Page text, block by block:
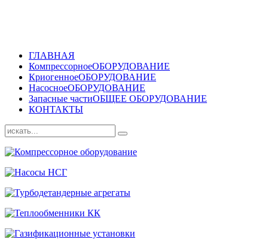
ГЛАВНАЯ
КомпрессорноеОБОРУДОВАНИЕ
КриогенноеОБОРУДОВАНИЕ
НасосноеОБОРУДОВАНИЕ
Запасные частиОБЩЕЕ ОБОРУДОВАНИЕ
КОНТАКТЫ